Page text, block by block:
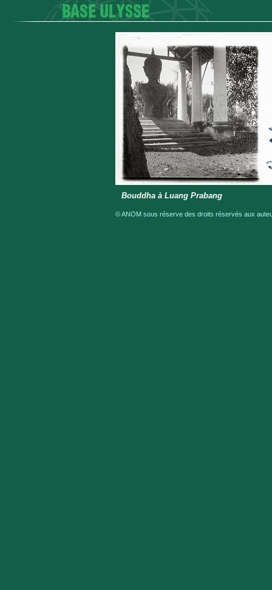
Bouddha à Luang Prabang
© ANOM sous réserve des droits réservés aux